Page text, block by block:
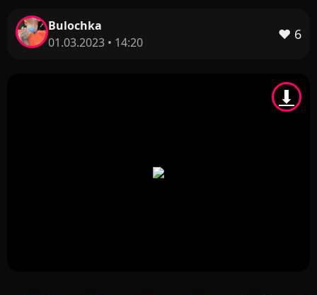
Bulochka
01.03.2023 • 14:20
❤️ 6
⬇